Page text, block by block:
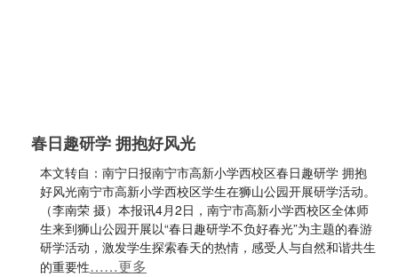
春日趣研学 拥抱好风光
本文转自：南宁日报南宁市高新小学西校区春日趣研学 拥抱
好风光南宁市高新小学西校区学生在狮山公园开展研学活动。
（李南荣 摄）本报讯4月2日，南宁市高新小学西校区全体师
生来到狮山公园开展以“春日趣研学不负好春光”为主题的春游
研学活动，激发学生探索春天的热情，感受人与自然和谐共生
的重要性……更多